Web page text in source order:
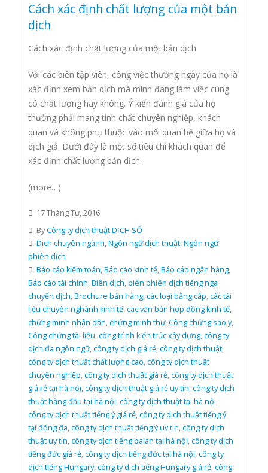
Cách xác định chất lượng của một bản
dịch
Cách xác định chất lượng của một bản dịch
Với các biên tập viên, công việc thường ngày của họ là
xác định xem bản dịch mà mình đang làm việc cùng
có chất lượng hay không. Ý kiến đánh giá của họ
thường phải mang tính chất chuyên nghiệp, khách
quan và không phụ thuộc vào mối quan hệ giữa họ và
dịch giả. Dưới đây là một số tiêu chí khách quan để
xác định chất lượng bản dịch.
(more…)
17 Tháng Tư, 2016
ByCông ty dịch thuật DỊCH SỐ
Dịch chuyên ngành,Ngôn ngữ dịch thuật,Ngôn ngữ
phiên dịch
Báo cáo kiểm toán,Báo cáo kinh tế,Báo cáo ngân hàng,
Báo cáo tài chính,Biên dịch,biên phiên dịch tiếng nga
chuyển dịch,Brochure bán hàng,các loại bằng cấp,các tài
liệu chuyên nghành kinh tế,các văn bản hợp đồng kinh tế,
chứng minh nhân dân,chứng minh thư,Công chứng sao y,
Công chứng tài liệu,công trình kiến trúc xây dựng,công ty
dịch đa ngôn ngữ,công ty dịch giá rẻ,công ty dịch thuật,
công ty dịch thuật chất lượng cao,công ty dịch thuật
chuyên nghiệp,công ty dịch thuật giá rẻ,công ty dịch thuật
giá rẻ tại hà nội,công ty dịch thuật giá rẻ uy tín,công ty dịch
thuật hàng đầu tại hà nội,công ty dịch thuật tại hà nội,
công ty dịch thuật tiếng ý giá rẻ,công ty dịch thuật tiếng ý
tại đống đa,công ty dịch thuật tiếng ý uy tín,công ty dịch
thuật uy tín,công ty dịch tiếng balan tại hà nội,công ty dịch
tiếng đức giá rẻ,công ty dịch tiếng đức tại hà nội,công ty
dịch tiếng Hungary,công ty dịch tiếng Hungary giá rẻ,công